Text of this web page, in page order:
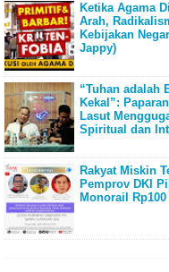
Ketika Agama
Arah,
Kebijakan
Jappy)
“Tuhan adalah
Kekal”:
Lasut
Spiritual dan
Rakyat Miskin
Pemprov DKI
Monorail